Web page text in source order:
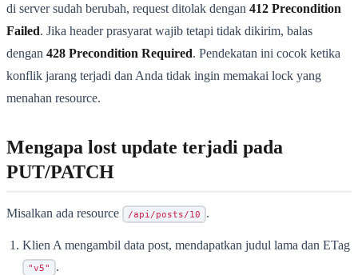
di server sudah berubah, request ditolak dengan 412 Precondition
Failed. Jika header prasyarat wajib tetapi tidak dikirim, balas
dengan 428 Precondition Required. Pendekatan ini cocok ketika
konflik jarang terjadi dan Anda tidak ingin memakai lock yang
menahan resource.
Mengapa lost update terjadi pada
PUT/PATCH
Misalkan ada resource /api/posts/10 .
Klien A mengambil data post, mendapatkan judul lama dan ETag
"v5"
.